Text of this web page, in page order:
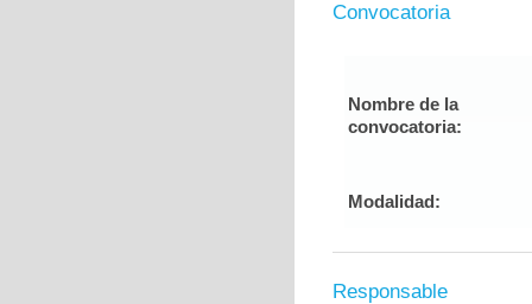
Convocatoria
Nombre de la
convocatoria:
Modalidad:
Responsable